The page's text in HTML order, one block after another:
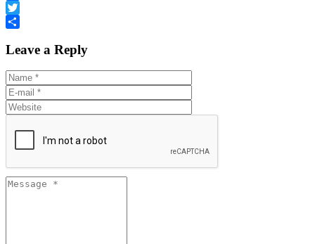
Facebook
Twitter
Leave a Reply